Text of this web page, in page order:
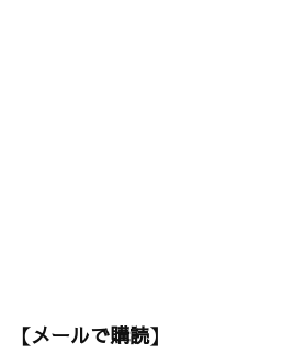
【メールで購読】